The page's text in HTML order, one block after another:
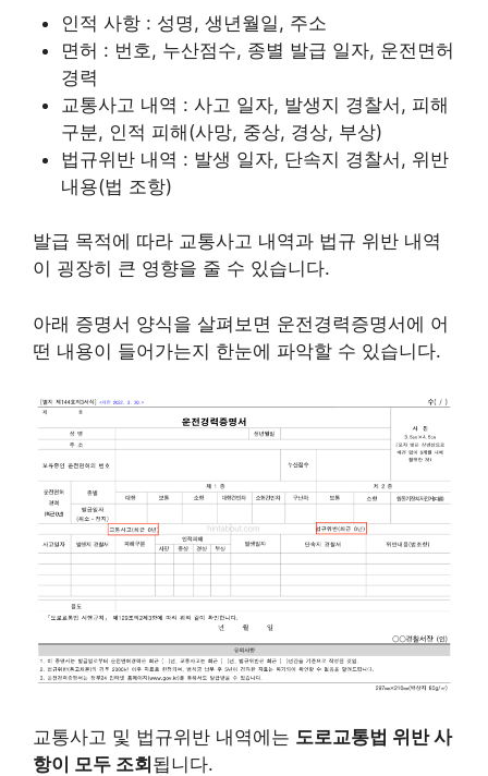
인적 사항 : 성명, 생년월일, 주소
면허 : 번호, 누산점수, 종별 발급 일자, 운전면허
경력
교통사고 내역 : 사고 일자, 발생지 경찰서, 피해
구분, 인적 피해(사망, 중상, 경상, 부상)
법규위반 내역 : 발생 일자, 단속지 경찰서, 위반
내용(법 조항)
발급 목적에 따라 교통사고 내역과 법규 위반 내역
이 굉장히 큰 영향을 줄 수 있습니다.
아래 증명서 양식을 살펴보면 운전경력증명서에 어
떤 내용이 들어가는지 한눈에 파악할 수 있습니다.
교통사고 및 법규위반 내역에는 도로교통법 위반 사
항이 모두 조회됩니다.